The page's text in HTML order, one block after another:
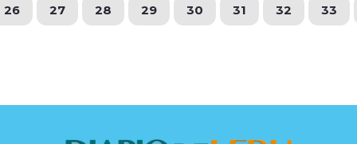
26 27 28 29 30 31 32 33